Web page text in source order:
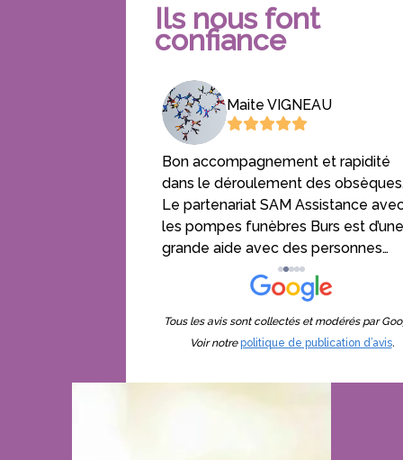
Ils nous font
confiance
Maite VIGNEAU
Bon accompagnement et rapidité
dans le déroulement des
Le partenariat SAM Assistance
les pompes funèbres Burs est d’une
grande aide avec des personnes
aimables et professionnelles qui
Tous les avis sont collectés et modérés par
Voir notrepolitique de publication d’avis.